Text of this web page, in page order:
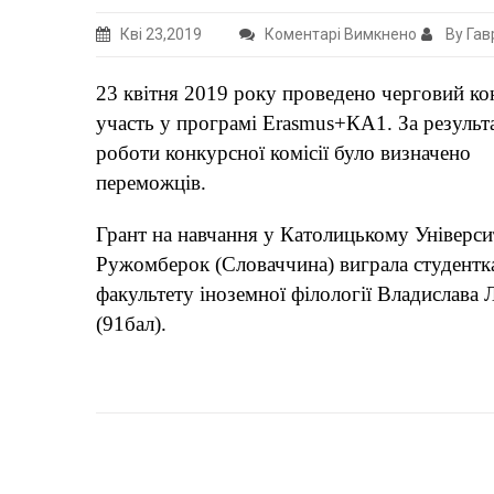
Кві 23,2019 Коментарі Вимкнено до
конкурсу
By
23 квітня 2019 року проведено черговий
участь у програмі Erasmus+КА1. За
роботи конкурсної комісії було визначено
переможців.
Грант на навчання у Католицькому
Ружомберок (Словаччина) виграла
факультету іноземної філології Владислава
(91бал).